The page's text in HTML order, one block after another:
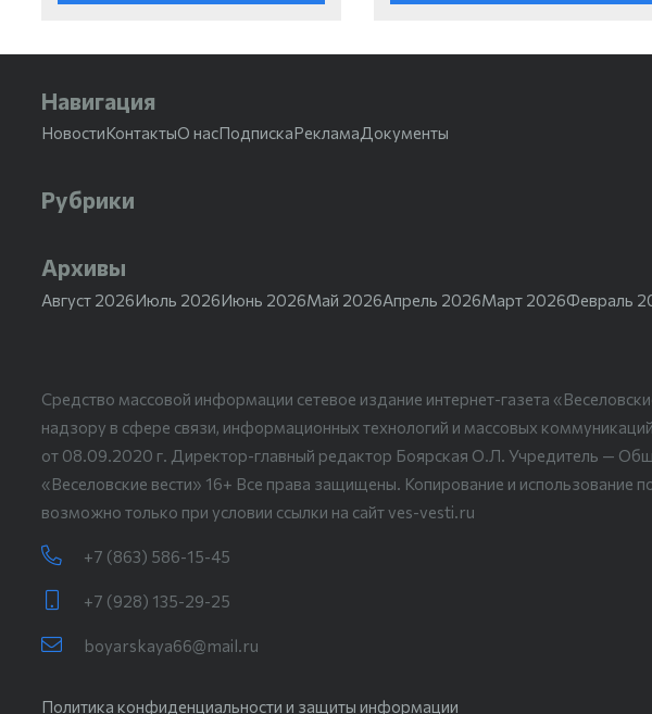
Навигация
НовостиКонтактыО насПодпискаРекламаДокументы
Рубрики
Архивы
Август 2026Июль 2026Июнь 2026Май 2026Апрель 2026Март 2026Февраль
Средство массовой информации сетевое издание интернет-газета
надзору в сфере связи, информационных технологий и массовых
от 08.09.2020 г. Директор-главный редактор Боярская О.Л. Учредитель —
«Веселовские вести» 16+ Все права защищены. Копирование и использование
возможно только при условии ссылки на сайт ves-vesti.ru
+7 (863) 586-15-45
+7 (928) 135-29-25
boyarskaya66@mail.ru
Политика конфиденциальности и защиты информации